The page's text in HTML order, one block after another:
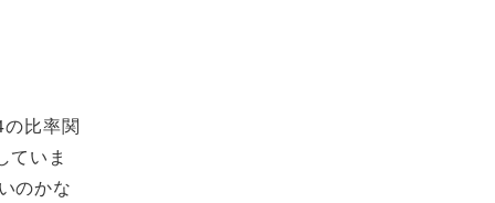
比率関
ていま
のかな